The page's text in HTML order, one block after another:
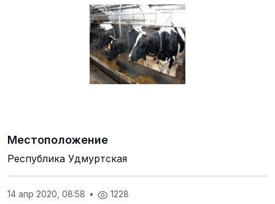
Местоположение
Республика Удмуртская
14 апр 2020, 08:58 • 1228